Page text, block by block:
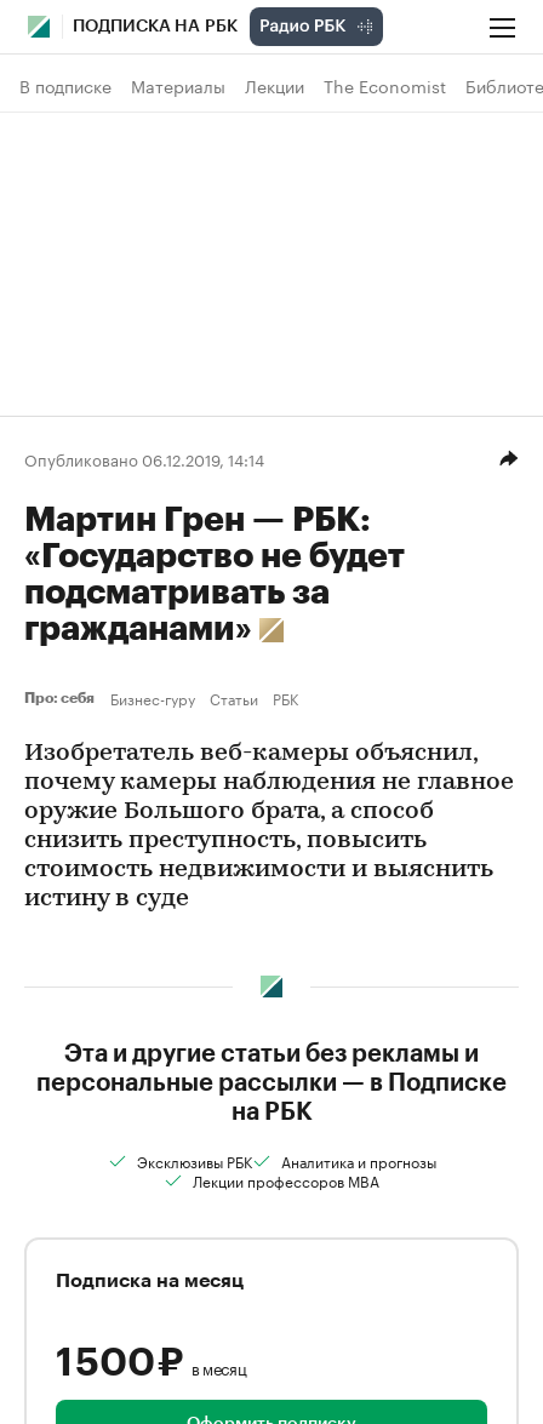
ПОДПИСКА НА РБК
В подписке Материалы Лекции The Economist
Опубликовано 06.12.2019, 14:14
Мартин Грен — РБК:
«Государство не будет
подсматривать за
гражданами»
Про: себя Бизнес-гуру Статьи РБК
Изобретатель веб-камеры объяснил,
почему камеры наблюдения не главное
оружие Большого брата, а способ
снизить преступность, повысить
стоимость недвижимости и выяснить
истину в суде
Эта и другие статьи без рекламы и
персональные рассылки — в Подписке
на РБК
Эксклюзивы РБК
Аналитика и прогнозы
Лекции профессоров MBA
Подписка на месяц
1 500 ₽ в месяц